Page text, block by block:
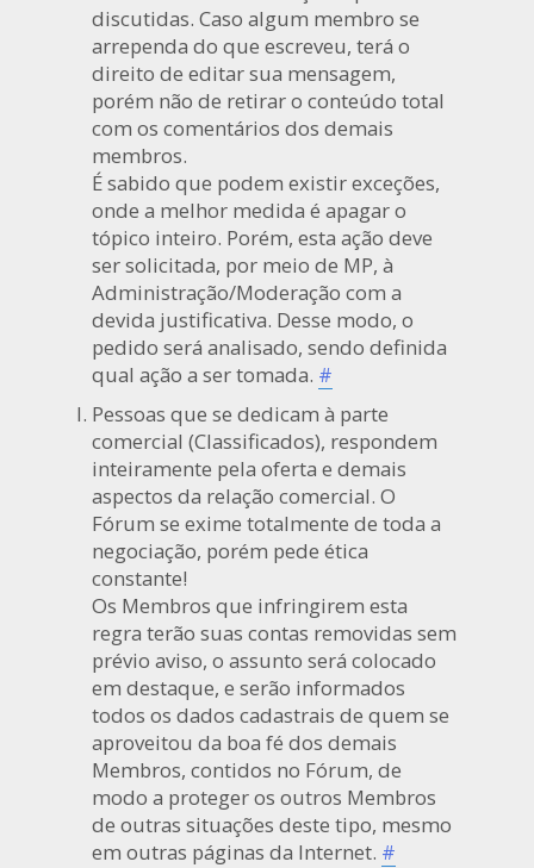
discutidas. Caso algum membro se
arrependa do que escreveu, terá o
direito de editar sua mensagem,
porém não de retirar o conteúdo total
com os comentários dos demais
membros.
É sabido que podem existir exceções,
onde a melhor medida é apagar o
tópico inteiro. Porém, esta ação deve
ser solicitada, por meio de MP, à
Administração/Moderação com a
devida justificativa. Desse modo, o
pedido será analisado, sendo definida
qual ação a ser tomada. #
Pessoas que se dedicam à parte
comercial (Classificados), respondem
inteiramente pela oferta e demais
aspectos da relação comercial. O
Fórum se exime totalmente de toda a
negociação, porém pede ética
constante!
Os Membros que infringirem esta
regra terão suas contas removidas sem
prévio aviso, o assunto será colocado
em destaque, e serão informados
todos os dados cadastrais de quem se
aproveitou da boa fé dos demais
Membros, contidos no Fórum, de
modo a proteger os outros Membros
de outras situações deste tipo, mesmo
em outras páginas da Internet. #